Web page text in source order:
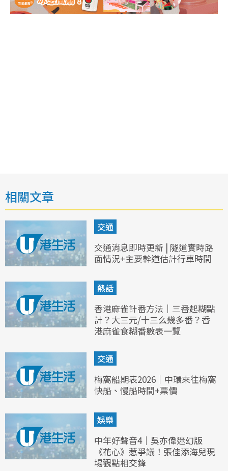
相關文章
交通
交通消息即時更新 | 隧道實時路
面情況+主要幹道估計行車時間
熱話
香港麻雀計番方法｜三番起糊點
計？大三元/十三么幾多番？香
港麻雀食糊番數表一覽
交通
梅窩船期表2026｜中環來往梅窩
快船、慢船時間+票價
娛樂
中年好聲音4｜吳亦偉迷幻版
《花心》惹爭議！張佳添海兒現
場觀點相交鋒